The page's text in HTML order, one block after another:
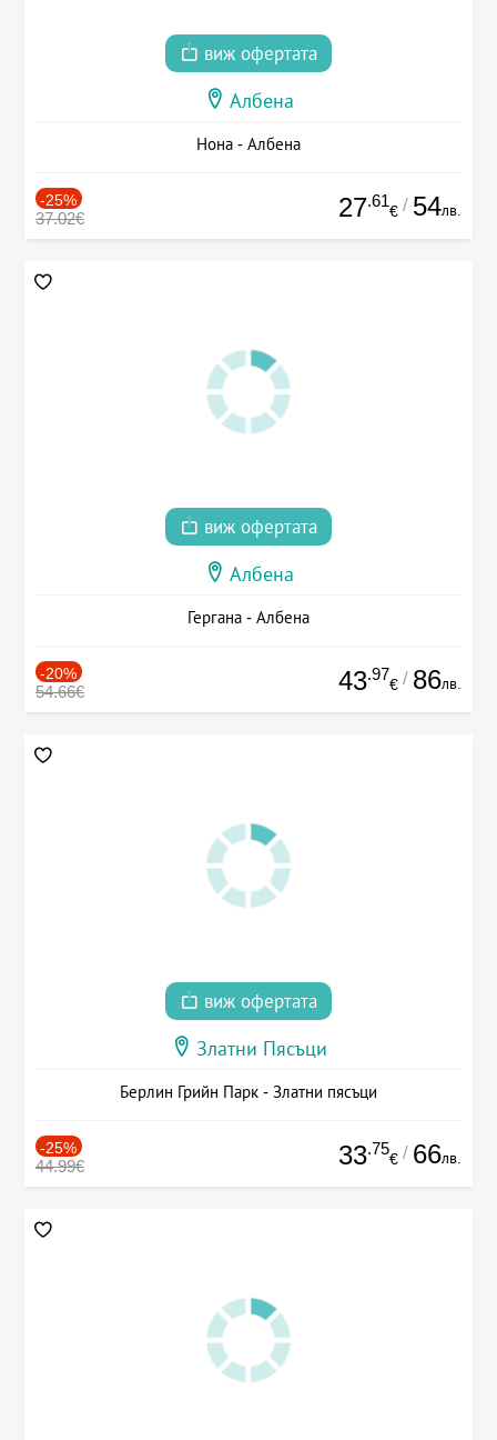
виж офертата
Албена
Нона - Албена
-25%
37.02€ 27.61
€ / 54лв.
виж офертата
Албена
Гергана - Албена
-20%
54.66€ 43.97
€ / 86лв.
виж офертата
Златни Пясъци
Берлин Грийн Парк - Златни пясъци
-25%
44.99€ 33.75
€ / 66лв.